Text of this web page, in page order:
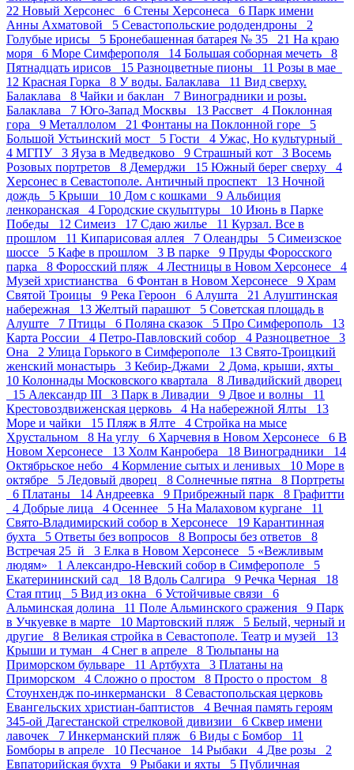
22 Новый Херсонес 6 Стены Херсонеса 6 Парк имени
Анны Ахматовой 5 Севастопольские рододендроны 2
Голубые ирисы 5 Бронебашенная батарея № 35 21 На краю
моря 6 Море Симферополя 14 Большая соборная мечеть 8
Пятнадцать ирисов 15 Разноцветные пионы 11 Розы в мае
12 Красная Горка 8 У воды. Балаклава 11 Вид сверху.
Балаклава 8 Чайки и баклан 7 Виноградники и розы.
Балаклава 7 Юго-Запад Москвы 13 Рассвет 4 Поклонная
гора 9 Металлолом 21 Фонтаны на Поклонной горе 5
Большой Устьинский мост 5 Гости 4 Ужас, Но культурный
4 МГПУ 3 Яуза в Медведково 9 Страшный кот 3 Восемь
Розовых портретов 8 Демерджи 15 Южный берег сверху 4
Херсонес в Севастополе. Античный проспект 13 Ночной
дождь 5 Крыши 10 Дом с кошками 9 Альбиция
ленкоранская 4 Городские скульптуры 10 Июнь в Парке
Победы 12 Симеиз 17 Сдаю жилье 11 Курзал. Все в
прошлом 11 Кипарисовая аллея 7 Олеандры 5 Симеизское
шоссе 5 Кафе в прошлом 3 В парке 9 Пруды Форосского
парка 8 Форосский пляж 4 Лестницы в Новом Херсонесе 4
Музей христианства 6 Фонтан в Новом Херсонесе 9 Храм
Святой Троицы 9 Река Героон 6 Алушта 21 Алуштинская
набережная 13 Желтый парашют 5 Советская площадь в
Алуште 7 Птицы 6 Поляна сказок 5 Про Симферополь 13
Карта России 4 Петро-Павловский собор 4 Разноцветное 3
Она 2 Улица Горького в Симферополе 13 Свято-Троицкий
женский монастырь 3 Кебир-Джами 2 Дома, крыши, яхты
10 Колоннады Московского квартала 8 Ливадийский дворец
15 Александр III 3 Парк в Ливадии 9 Двое и волны 11
Крестовоздвиженская церковь 4 На набережной Ялты 13
Море и чайки 15 Пляж в Ялте 4 Стройка на мысе
Хрустальном 8 На углу 6 Харчевня в Новом Херсонесе 6 В
Новом Херсонесе 13 Холм Канробера 18 Виноградники 14
Октябрьское небо 4 Кормление сытых и ленивых 10 Море в
октябре 5 Ледовый дворец 8 Солнечные пятна 8 Портреты
6 Платаны 14 Андреевка 9 Прибрежный парк 8 Графитти
4 Добрые лица 4 Осеннее 5 На Малаховом кургане 11
Свято-Владимирский собор в Херсонесе 19 Карантинная
бухта 5 Ответы без вопросов 8 Вопросы без ответов 8
Встречая 25_й 3 Елка в Новом Херсонесе 5 «Вежливым
людям» 1 Александро-Невский собор в Симферополе 5
Екатерининский сад 18 Вдоль Салгира 9 Речка Черная 18
Стая птиц 5 Вид из окна 6 Устойчивые связи 6
Альминская долина 11 Поле Альминского сражения 9 Парк
в Учкуевке в марте 10 Мартовский пляж 5 Белый, черный и
другие 8 Великая стройка в Севастополе. Театр и музей 13
Крыши и туман 4 Снег в апреле 8 Тюльпаны на
Приморском бульваре 11 Артбухта 3 Платаны на
Приморском 4 Сложно о простом 8 Просто о простом 8
Стоунхендж по-инкермански 8 Севастопольская церковь
Евангельских христиан-баптистов 4 Вечная память героям
345-ой Дагестанской стрелковой дивизии 6 Сквер имени
лавочек 7 Инкерманский пляж 6 Виды с Бомбор 11
Бомборы в апреле 10 Песчаное 14 Рыбаки 4 Две розы 2
Евпаторийская бухта 9 Рыбаки и яхты 5 Публичная